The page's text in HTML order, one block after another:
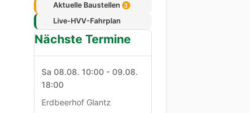
Aktuelle Baustellen 3
Live-HVV-Fahrplan
Nächste Termine
Sa 08.08. 10:00 - 09.08.
18:00
Erdbeerhof Glantz